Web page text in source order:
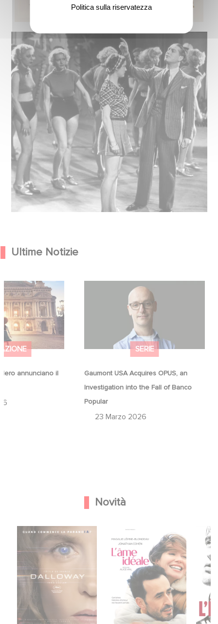
Ultime Notizie
annunciano il
annunciano il
SERIE
Gaumont USA Acquires OPUS, an
Investigation into the Fall of Banco
Popular
23 Marzo 2026
Gaumont USA Acquires OPUS, an
Investigation into the Fall of Banco
Novità
Politica sulla riservatezza